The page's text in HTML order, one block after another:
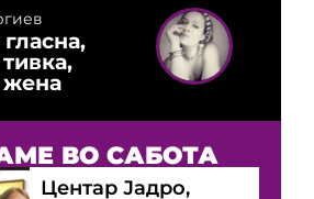
жена
ВО САБОТА
Центар Јадро,